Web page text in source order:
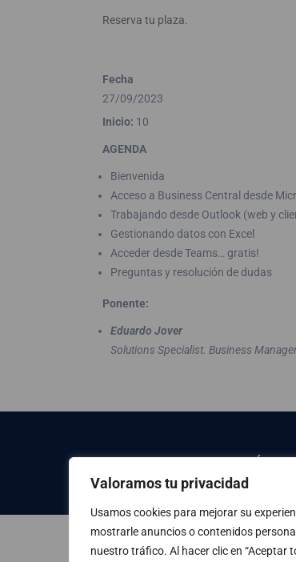
Valoramos tu privacidad
Usamos cookies para mejorar su
mostrarle anuncios o contenidos
nuestro tráfico. Al hacer clic en “Aceptar
Reserva tu plaza.
Fecha
27/09/2023
Inicio: 10
AGENDA
Bienvenida
Acceso a Business Central desde
Trabajando desde Outlook (web y
Gestionando datos con Excel
Acceder desde Teams… gratis!
Preguntas y resolución de dudas
Ponente:
Eduardo Jover
Solutions Specialist. Business
Haz clic AQUÍ